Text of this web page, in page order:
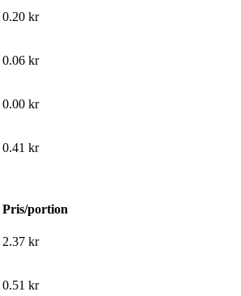
0.20 kr
0.06 kr
0.00 kr
0.41 kr
Pris/portion
2.37 kr
0.51 kr